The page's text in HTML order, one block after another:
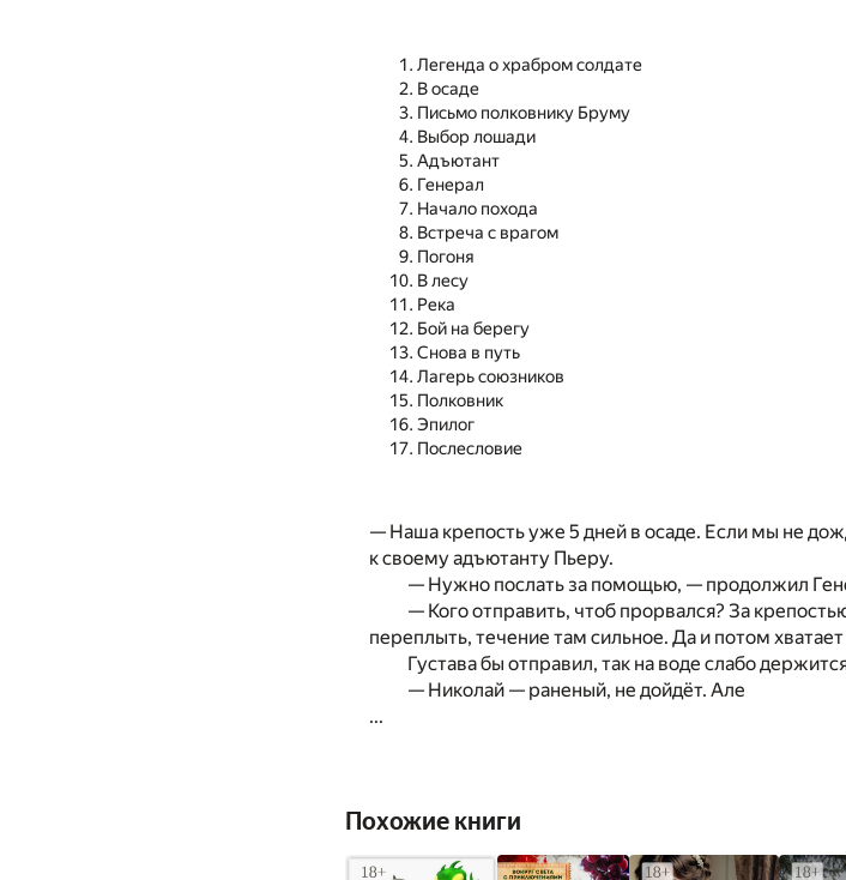
Легенда о храбром солдате
В осаде
Письмо полковнику Бруму
Выбор лошади
Адъютант
Генерал
Начало похода
Встреча с врагом
Погоня
В лесу
Река
Бой на берегу
Снова в путь
Лагерь союзников
Полковник
Эпилог
Послесловие
— Наша крепость уже 5 дней в осаде. Если мы не
к своему адъютанту Пьеру.
— Нужно послать за помощью, — продолжил
— Кого отправить, чтоб прорвался? За
переплыть, течение там сильное. Да и потом
Густава бы отправил, так на воде слабо
— Николай — раненый, не дойдёт. Але
...
Похожие книги